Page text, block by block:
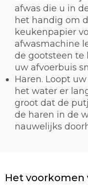
afwas die u in
het handig om
keukenpapier
afwasmachine
de gootsteen te
uw afvoerbuis
Haren. Loopt
het water er
groot dat de
de haren in de
nauwelijks
Het voorkomen